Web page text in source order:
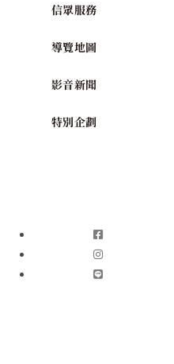
信眾服務
導覽地圖
影音新聞
特別企劃